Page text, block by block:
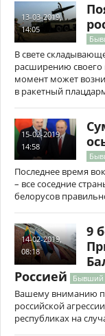
13-03-2019,
14:05
В свете
расширению своего
момент может
в ракетный
15-02-2019,
14:58
Последнее время
– все соседние
белорусов
14-02-2019,
08:18
9
Россией
Бывший
Вашему вниманию
российской
республиках на